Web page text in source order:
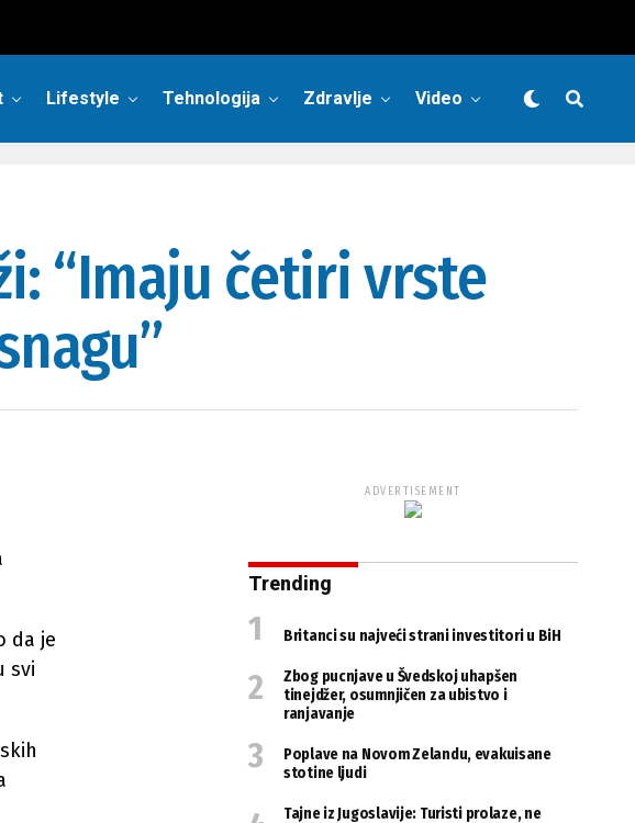
Lifestyle Tehnologija Zdravlje Video
“Imaju četiri vrste
da je
svi
ADVERTISEMENT
Trending
Britanci su najveći strani investitori u BiH
Zbog pucnjave u Švedskoj uhapšen
tinejdžer, osumnjičen za ubistvo i
ranjavanje
Poplave na Novom Zelandu, evakuisane
stotine ljudi
Tajne iz Jugoslavije: Turisti prolaze, ne